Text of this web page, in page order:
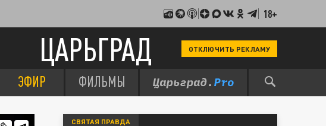
18+
ЦАРЬГРАД ОТКЛЮЧИТЬ РЕКЛАМУ
ЭФИР ФИЛЬМЫ
СВЯТАЯ ПРАВДА